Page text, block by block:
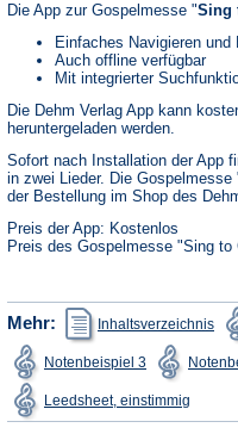
Die App zur Gospelmesse "Sing
Einfaches Navigieren und
Auch offline verfügbar
Mit integrierter
Die Dehm Verlag App kann
heruntergeladen werden.
Sofort nach Installation der App
in zwei Lieder. Die
der Bestellung im Shop des
Preis der App: Kostenlos
Preis des Gospelmesse "Sing
Mehr: Inhaltsverzeichnisin
Notenbeispiel 3
(Öffnet
in
einem
neuen
Tab)
Leedsheet, einstimmig
einem